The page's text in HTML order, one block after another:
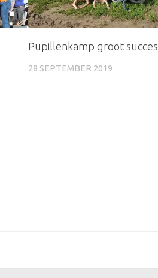
Pupillenkamp groot succes
28 SEPTEMBER 2019